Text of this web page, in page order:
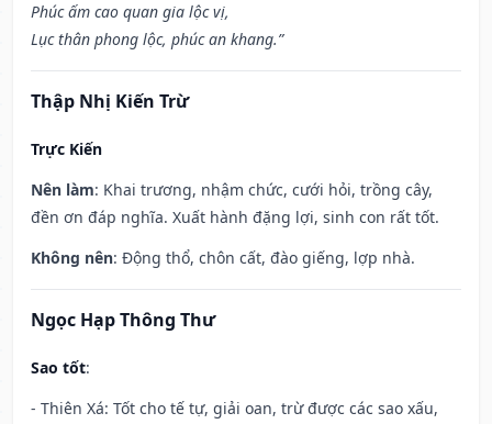
Phúc ấm cao quan gia lộc vị,
Lục thân phong lộc, phúc an khang.”
Thập Nhị Kiến Trừ
Trực Kiến
Nên làm: Khai trương, nhậm chức, cưới hỏi, trồng cây,
đền ơn đáp nghĩa. Xuất hành đặng lợi, sinh con rất tốt.
Không nên: Động thổ, chôn cất, đào giếng, lợp nhà.
Ngọc Hạp Thông Thư
Sao tốt:
- Thiên Xá: Tốt cho tế tự, giải oan, trừ được các sao xấu,